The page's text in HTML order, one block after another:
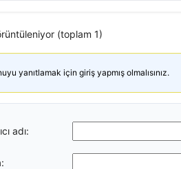
(toplam 1)
yanıtlamak için giriş yapmış olmalısınız.
adı: